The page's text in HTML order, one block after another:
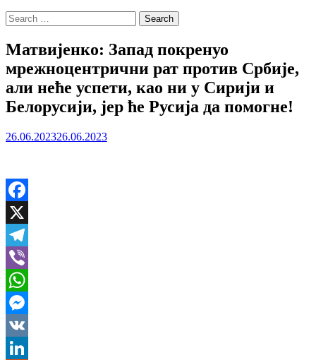
Search
for:
Матвијенко: Запад покренуо
мрежноцентрични рат против Србије,
али неће успети, као ни у Сирији и
Белорусији, јер ће Русија да помогне!
26.06.202326.06.2023
Facebook
X
Telegram
Viber
WhatsApp
Messenger
VK